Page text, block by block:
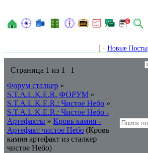
N
[ · Новые Посты
Страница 1 из 1
1
Форум сталкер »
S.T.A.L.K.E.R. ФОРУМ »
S.T.A.L.K.E.R.: Чистое Небо »
S.T.A.L.K.E.R.: Чистое Небо -
Артефакты » Кровь камня -
Артефакт чистое Небо (Кровь
камня артефакт из сталкер
чистое Небо)